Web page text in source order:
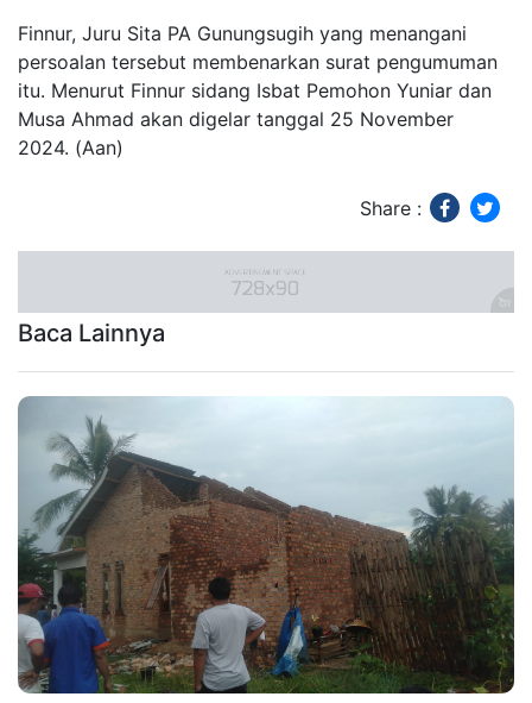
Finnur, Juru Sita PA Gunungsugih yang menangani
persoalan tersebut membenarkan surat pengumuman
itu. Menurut Finnur sidang Isbat Pemohon Yuniar dan
Musa Ahmad akan digelar tanggal 25 November
2024. (Aan)
Share :
Baca Lainnya